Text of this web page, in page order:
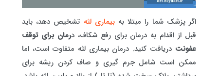
اگر پزشک شما را مبتلا بهبیماری لثه تشخیص دهد، باید
قبل از اقدام به درمان برای رفع شکاف، درمان برای توقف
عفونت دریافت کنید. درمان بیماری لثه متفاوت است، اما
ممکن است شامل جرم گیری و صاف کردن ریشه برای